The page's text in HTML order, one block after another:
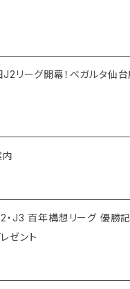
リーグ開幕！ベガルタ仙
内
・J3 百年構想リーグ 優勝
ゼント